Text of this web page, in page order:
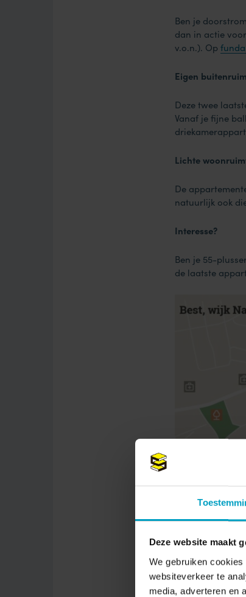
Deze website maakt
We gebruiken
websiteverkeer te
media, adverteren en
Ben je
dan in actie
v.o.n.). Op
Eigen
Deze twee
Vanaf je fijne
Lichte
De
natuurlijk ook
Interesse?
Ben je 55-
de laatste